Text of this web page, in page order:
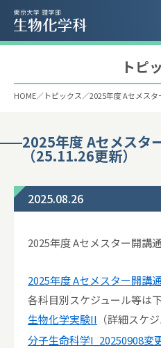
トピ
HOME トピックス 2025年度 Aセメスタ
2025年度 Aセメスタ
（25.11.26更新）
2025.08.26
2025年度 Aセメスター開講
2025年度 Aセメスター開講
各科目別スケジュール等は
生物化学実験II （詳細スケ
分子生命科学I_20250908変